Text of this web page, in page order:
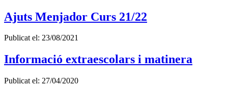
Ajuts Menjador Curs 21/22
Publicat el: 23/08/2021
Informació extraescolars i matinera
Publicat el: 27/04/2020